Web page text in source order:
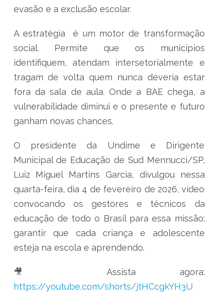
evasão e a exclusão escolar.
A estratégia é um motor de transformação
social. Permite que os municípios
identifiquem, atendam intersetorialmente e
tragam de volta quem nunca deveria estar
fora da sala de aula. Onde a BAE chega, a
vulnerabilidade diminui e o presente e futuro
ganham novas chances.
O presidente da Undime e Dirigente
Municipal de Educação de Sud Mennucci/SP,
Luiz Miguel Martins Garcia, divulgou nessa
quarta-feira, dia 4 de fevereiro de 2026, vídeo
convocando os gestores e técnicos da
educação de todo o Brasil para essa missão:
garantir que cada criança e adolescente
esteja na escola e aprendendo.
🎥 Assista agora:
https://youtube.com/shorts/jtHCcgkYH3U